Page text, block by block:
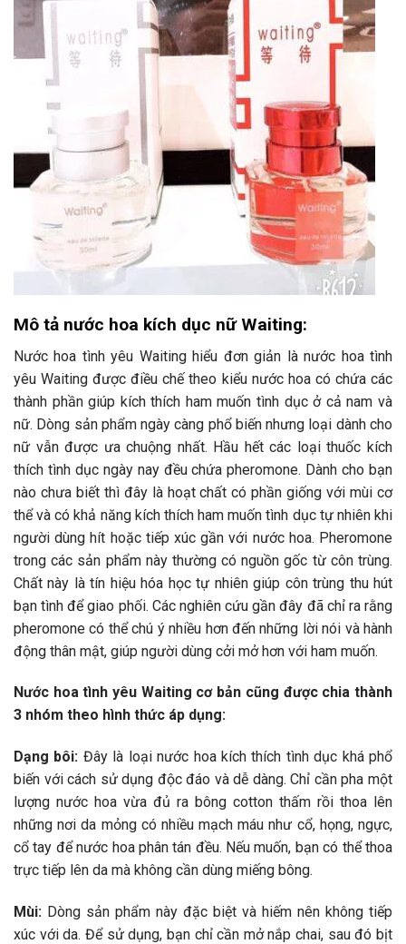
Mô tả nước hoa kích dục nữ Waiting:
Nước hoa tình yêu Waiting hiểu đơn giản là nước hoa tình
yêu Waiting được điều chế theo kiểu nước hoa có chứa các
thành phần giúp kích thích ham muốn tình dục ở cả nam và
nữ. Dòng sản phẩm ngày càng phổ biến nhưng loại dành cho
nữ vẫn được ưa chuộng nhất. Hầu hết các loại thuốc kích
thích tình dục ngày nay đều chứa pheromone. Dành cho bạn
nào chưa biết thì đây là hoạt chất có phần giống với mùi cơ
thể và có khả năng kích thích ham muốn tình dục tự nhiên khi
người dùng hít hoặc tiếp xúc gần với nước hoa. Pheromone
trong các sản phẩm này thường có nguồn gốc từ côn trùng.
Chất này là tín hiệu hóa học tự nhiên giúp côn trùng thu hút
bạn tình để giao phối. Các nghiên cứu gần đây đã chỉ ra rằng
pheromone có thể chú ý nhiều hơn đến những lời nói và hành
động thân mật, giúp người dùng cởi mở hơn với ham muốn.
Nước hoa tình yêu Waiting cơ bản cũng được chia thành
3 nhóm theo hình thức áp dụng:
Dạng bôi: Đây là loại nước hoa kích thích tình dục khá phổ
biến với cách sử dụng độc đáo và dễ dàng. Chỉ cần pha một
lượng nước hoa vừa đủ ra bông cotton thấm rồi thoa lên
những nơi da mỏng có nhiều mạch máu như cổ, họng, ngực,
cổ tay để nước hoa phân tán đều. Nếu muốn, bạn có thể thoa
trực tiếp lên da mà không cần dùng miếng bông.
Mùi: Dòng sản phẩm này đặc biệt và hiếm nên không tiếp
xúc với da. Để sử dụng, bạn chỉ cần mở nắp chai, sau đó bịt